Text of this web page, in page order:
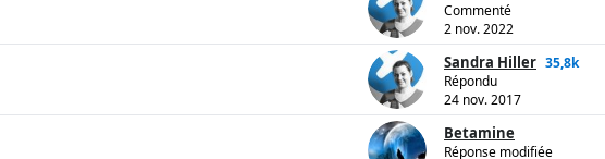
Commenté
2 nov. 2022
Sandra Hiller 35,8k
Répondu
24 nov. 2017
Betamine
Réponse modifiée